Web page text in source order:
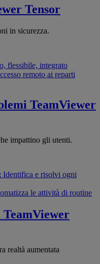
Tensor
in sicurezza.
flessibile, integrato
remoto ai reparti
TeamViewer
impattino gli utenti.
Identifica e risolvi ogni
le attività di routine
TeamViewer
realtà aumentata